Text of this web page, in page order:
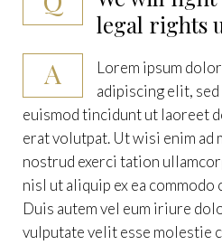
legal rights
A
Lorem ipsum
adipiscing elit,
euismod tincidunt ut laoreet
erat volutpat. Ut wisi enim ad
nostrud exerci tation
nisl ut aliquip ex ea commodo
Duis autem vel eum iriure
vulputate velit esse molestie